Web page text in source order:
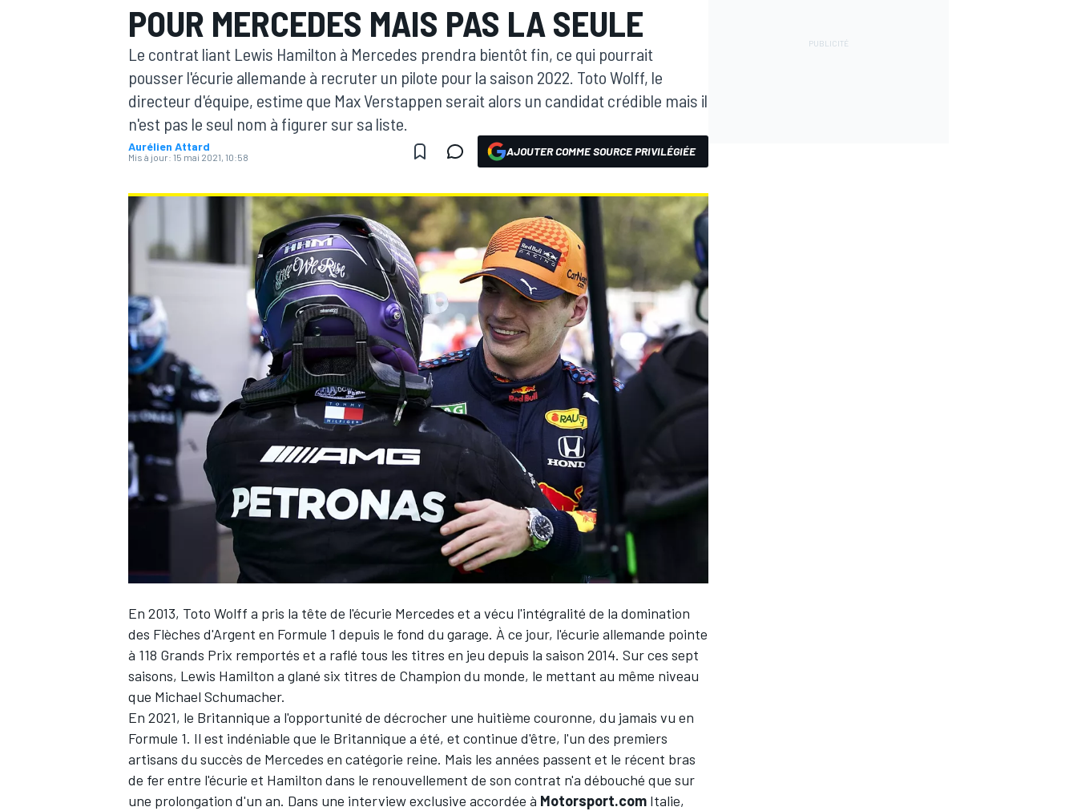
MOTOGP
WRC
WEC
POUR MERCEDES MAIS PAS LA SEULE
Le contrat liant Lewis Hamilton à Mercedes prendra bientôt fin, ce qui pourrait
pousser l'écurie allemande à recruter un pilote pour la saison 2022. Toto Wolff, le
directeur d'équipe, estime que Max Verstappen serait alors un candidat crédible mais il
n'est pas le seul nom à figurer sur sa liste.
Aurélien Attard
Mis à jour: 15 mai 2021, 10:58 AJOUTER COMME SOURCE PRIVILÉGIÉE
En 2013, Toto Wolff a pris la tête de l'écurie Mercedes et a vécu l'intégralité de la domination
des Flèches d'Argent en Formule 1 depuis le fond du garage. À ce jour, l'écurie allemande pointe
à 118 Grands Prix remportés et a raflé tous les titres en jeu depuis la saison 2014. Sur ces sept
saisons, Lewis Hamilton a glané six titres de Champion du monde, le mettant au même niveau
que Michael Schumacher.
En 2021, le Britannique a l'opportunité de décrocher une huitième couronne, du jamais vu en
Formule 1. Il est indéniable que le Britannique a été, et continue d'être, l'un des premiers
artisans du succès de Mercedes en catégorie reine. Mais les années passent et le récent bras
de fer entre l'écurie et Hamilton dans le renouvellement de son contrat n'a débouché que sur
une prolongation d'un an. Dans une interview exclusive accordée à Motorsport.com Italie,